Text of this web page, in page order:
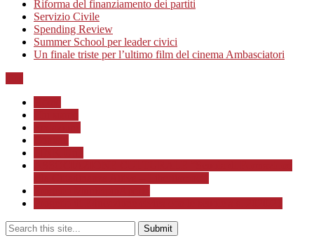
Riforma del finanziamento dei partiti
Servizio Civile
Spending Review
Summer School per leader civici
Un finale triste per l’ultimo film del cinema Ambasciatori